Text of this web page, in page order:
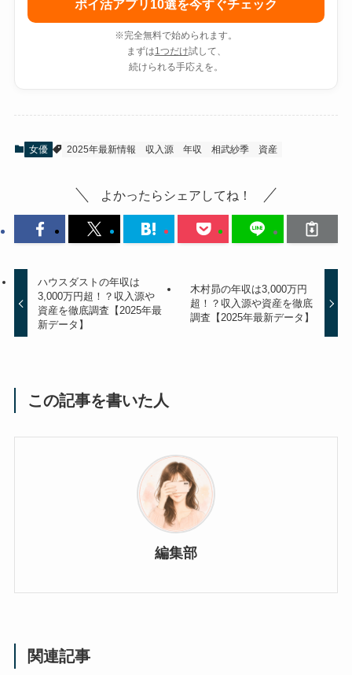
ポイ活アプリ10選を今すぐチェック
※完全無料で始められます。
まずは1つだけ試して、
続けられる手応えを。
女優 2025年最新情報 収入源 年収 相武紗季 資産
よかったらシェアしてね！
ハウスダストの年収は
3,000万円超！？収入源や
資産を徹底調査【2025年最
新データ】
木村昴の年収は3,000万円
超！？収入源や資産を徹底
調査【2025年最新データ】
この記事を書いた人
編集部
関連記事